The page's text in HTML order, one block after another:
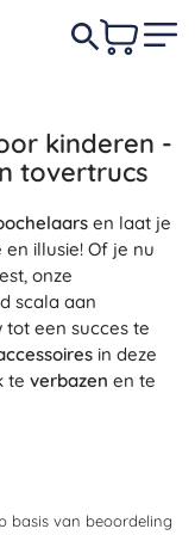
kinderen -
tovertrucs
en laat je
illusie! Of je nu
onze
scala aan
een succes te
in deze
te verbazen en te
omvat een
die je
propstot
basis van beoordeling